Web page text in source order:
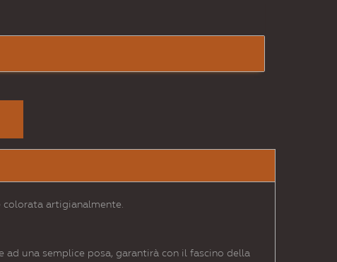
artigianalmente.
una semplice posa, garantirà con il fascino della